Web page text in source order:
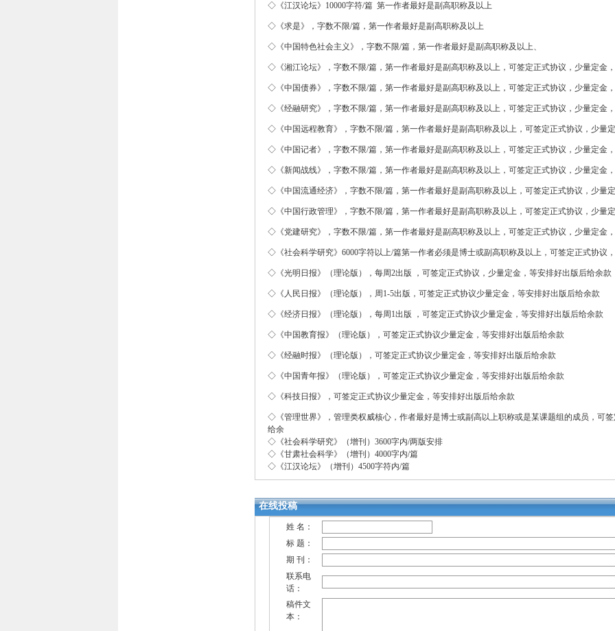
◇《江汉论坛》10000字符/篇 第一作者最好是副高职称及以上
◇《求是》，字数不限/篇，第一作者最好是副高职称及以上
◇《中国特色社会主义》，字数不限/篇，第一作者最好是副高职称及以上、
◇《湘江论坛》，字数不限/篇，第一作者最好是副高职称及以上，可签定正式协议，少量定金
◇《中国债券》，字数不限/篇，第一作者最好是副高职称及以上，可签定正式协议，少量定金
◇《经融研究》，字数不限/篇，第一作者最好是副高职称及以上，可签定正式协议，少量定金
◇《中国远程教育》，字数不限/篇，第一作者最好是副高职称及以上，可签定正式协议，少量
◇《中国记者》，字数不限/篇，第一作者最好是副高职称及以上，可签定正式协议，少量定金
◇《新闻战线》，字数不限/篇，第一作者最好是副高职称及以上，可签定正式协议，少量定金
◇《中国流通经济》，字数不限/篇，第一作者最好是副高职称及以上，可签定正式协议，少量
◇《中国行政管理》，字数不限/篇，第一作者最好是副高职称及以上，可签定正式协议，少量
◇《党建研究》，字数不限/篇，第一作者最好是副高职称及以上，可签定正式协议，少量定金
◇《社会科学研究》6000字符以上/篇第一作者必须是博士或副高职称及以上，可签定正式协议
◇《光明日报》（理论版），每周2出版 ，可签定正式协议，少量定金，等安排好出版后给余款
◇《人民日报》（理论版），周1-5出版，可签定正式协议少量定金，等安排好出版后给余款
◇《经济日报》（理论版），每周1出版 ，可签定正式协议少量定金，等安排好出版后给余款
◇《中国教育报》（理论版），可签定正式协议少量定金，等安排好出版后给余款
◇《经融时报》（理论版），可签定正式协议少量定金，等安排好出版后给余款
◇《中国青年报》（理论版），可签定正式协议少量定金，等安排好出版后给余款
◇《科技日报》，可签定正式协议少量定金，等安排好出版后给余款
◇《管理世界》，管理类权威核心，作者最好是博士或副高以上职称或是某课题组的成员，可
给余
◇《社会科学研究》（增刊）3600字内/两版安排
◇《甘肃社会科学》（增刊）4000字内/篇
◇《江汉论坛》（增刊）4500字符内/篇
在线投稿
姓 名：
标 题：
期 刊：
联系电
话：
稿件文
本：